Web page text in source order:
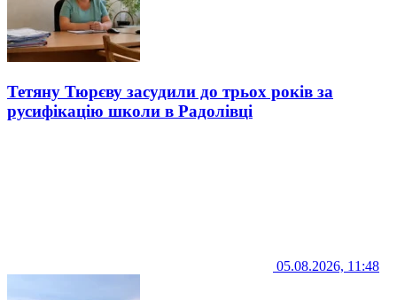
Тетяну Тюрєву засудили до трьох років за
русифікацію школи в Радолівці
05.08.2026, 11:48